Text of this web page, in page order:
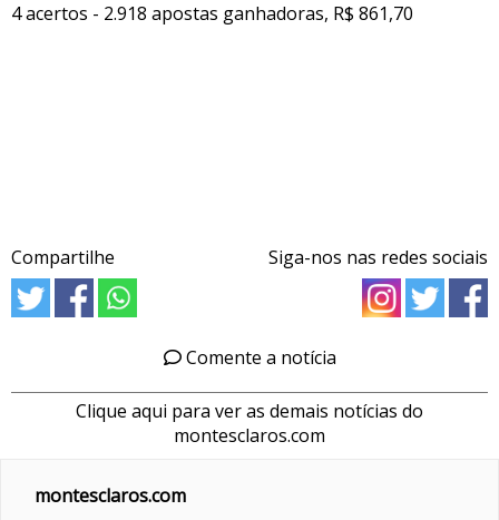
4 acertos - 2.918 apostas ganhadoras, R$ 861,70
Compartilhe Siga-nos nas redes sociais
Comente a notícia
Clique aqui para ver as demais notícias do
montesclaros.com
montesclaros.com